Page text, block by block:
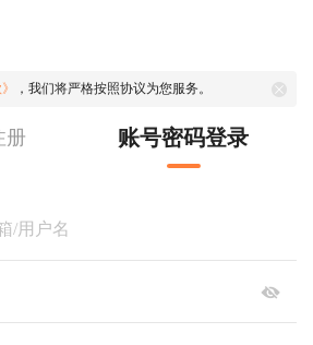
，我们将严格按照协议为您服务。
册 账号密码登录